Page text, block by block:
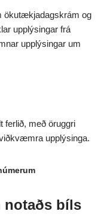
ökutækjadagskrám og
upplýsingar frá
upplýsingar um
ferlið, með öruggri
upplýsinga.
notaðs bíls